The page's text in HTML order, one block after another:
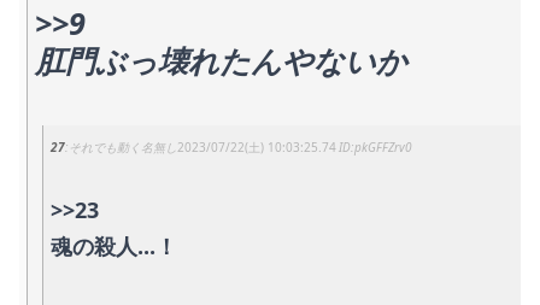
>>9
肛門ぶっ壊れたんやないか
27 それでも動く名無し 2023/07/22(土) 10:03:25.74 pkGFFZrv0
>>23
魂の殺人...！